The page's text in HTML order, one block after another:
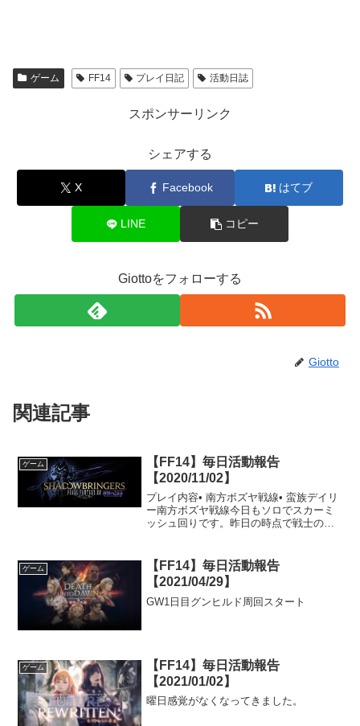
ゲーム FF14 プレイ日記 活動日誌
スポンサーリンク
シェアする
X Facebook はてブ
LINE コピー
Giottoをフォローする
Giotto
関連記事
ゲーム
【FF14】毎日活動報告
【2020/11/02】
プレイ内容• 南方ボズヤ戦線• 蛮族デイリ
ー南方ボズヤ戦線今日もソロでスカーミ
ッシュ回りです。昨日の時点で戦士の経
た。これで戦士のレベルは74です。この
先アクションは増...
ゲーム
【FF14】毎日活動報告
【2021/04/29】
GW1日目グンヒルド周回スタート
ゲーム
【FF14】毎日活動報告
【2021/01/02】
曜日感覚がなくなってきました。